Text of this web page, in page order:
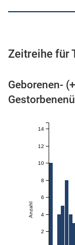
Zeitreihe für
Geborenen-
Anzahl
2
4
6
8
10
12
14